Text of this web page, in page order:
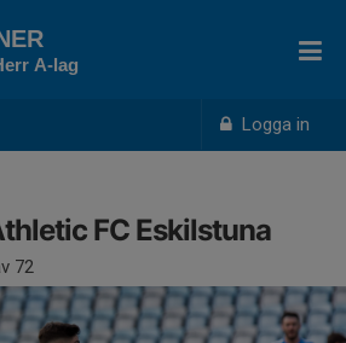
Logga in
A-lag
FC Eskilstuna
72